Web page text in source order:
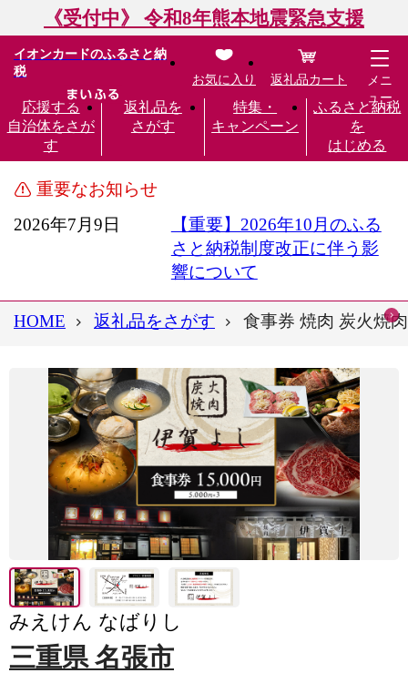
《受付中》 令和8年熊本地震緊急支援
イオンカードのふるさと納
税
応援する
自治体をさが
す
返礼品を
さがす
特集・
キャンペーン
ふるさと納税
を
はじめる
お気に入り 返礼品カート
メニ
ュー
重要なお知らせ
2026年7月9日
【重要】2026年10月のふる
さと納税制度改正に伴う影
響について
HOME 返礼品をさがす 食事券 焼肉 炭火焼
みえけん なばりし
三重県 名張市